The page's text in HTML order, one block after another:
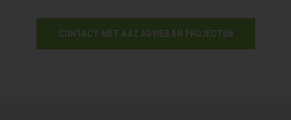
CONTACT MET AAZ ADVIES EN PROJECTEN